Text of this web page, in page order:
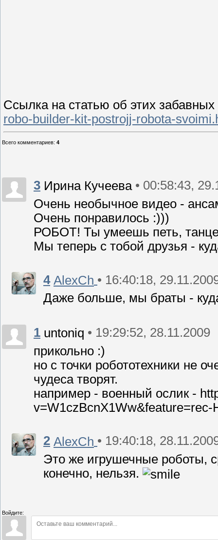
Ссылка на статью об этих
robo-builder-kit-postrojj-robota-
Всего комментариев: 4
3 Ирина Кучеева • 00:58:43,
Очень необычное видео -
Очень понравилось :)))
РОБОТ! Ты умеешь петь,
Мы теперь с тобой друзья -
4 AlexCh • 16:40:18,
Даже больше, мы браты -
1 untoniq • 19:29:52, 28.11.2009
прикольно :)
но с точки робототехники не
чудеса творят.
например - военный ослик -
v=W1czBcnX1Ww&feature=rec-
2 AlexCh • 19:40:18,
Это же игрушечные роботы,
конечно, нельзя.
Войдите: